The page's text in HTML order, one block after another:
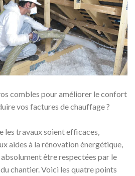
combles pour améliorer le confort
vos factures de chauffage ?
les travaux soient efficaces,
aides à la rénovation énergétique,
être respectées par le
chantier. Voici les quatre points